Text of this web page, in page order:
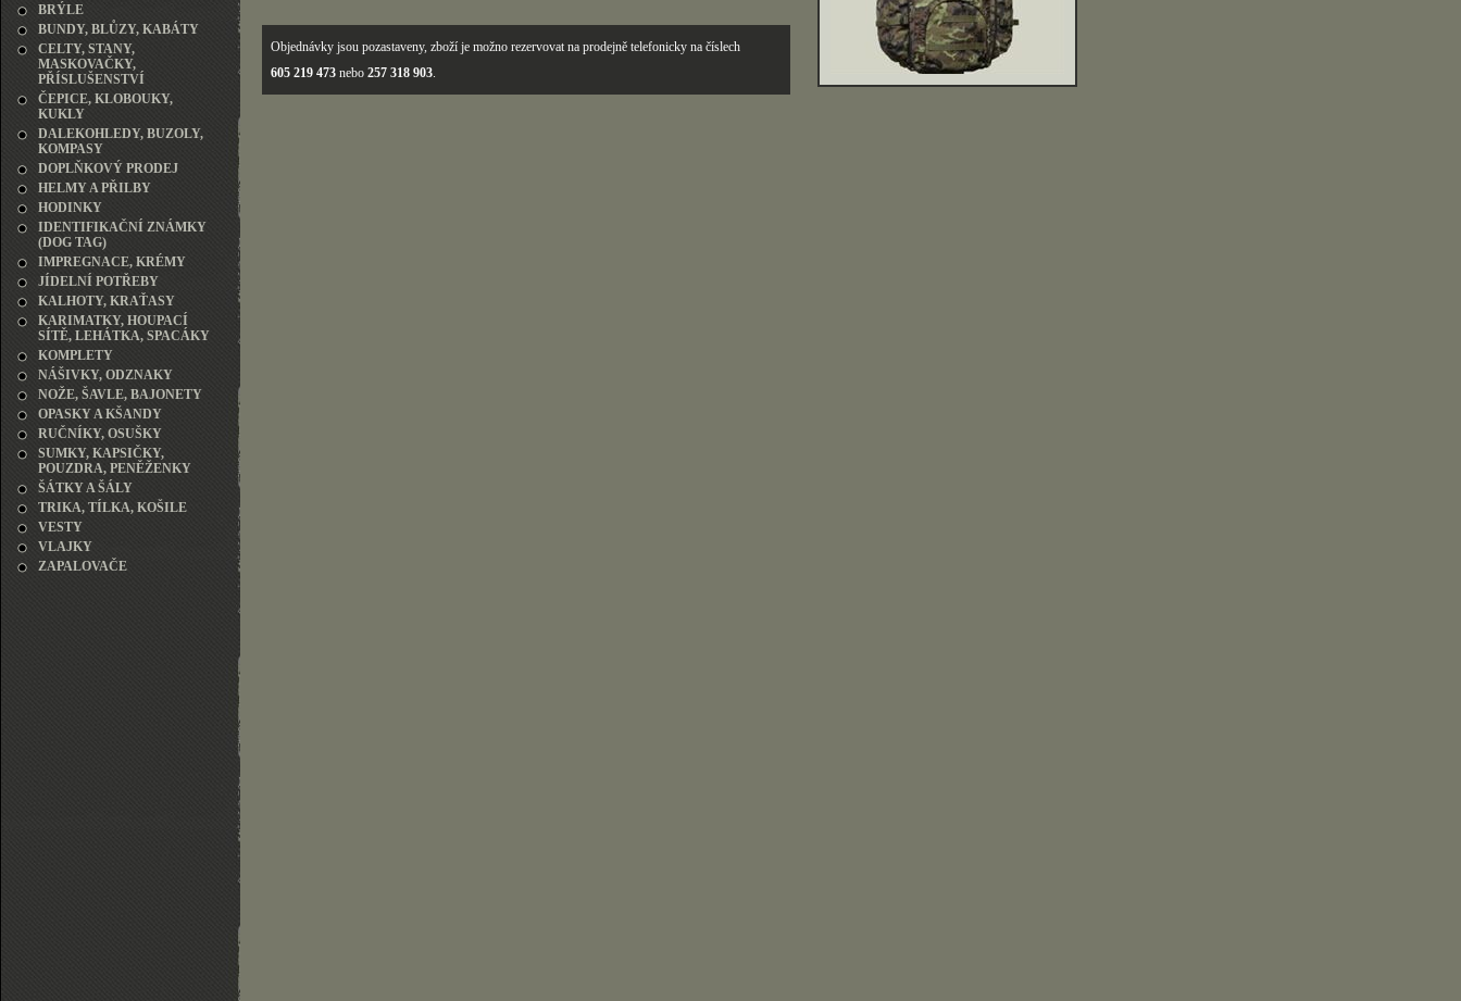
BRÝLE
BUNDY, BLŮZY, KABÁTY
CELTY, STANY,
MASKOVAČKY,
PŘÍSLUŠENSTVÍ
ČEPICE, KLOBOUKY,
KUKLY
DALEKOHLEDY, BUZOLY,
KOMPASY
DOPLŇKOVÝ PRODEJ
HELMY A PŘILBY
HODINKY
IDENTIFIKAČNÍ ZNÁMKY
(DOG TAG)
IMPREGNACE, KRÉMY
JÍDELNÍ POTŘEBY
KALHOTY, KRAŤASY
KARIMATKY, HOUPACÍ
SÍTĚ, LEHÁTKA, SPACÁKY
KOMPLETY
NÁŠIVKY, ODZNAKY
NOŽE, ŠAVLE, BAJONETY
OPASKY A KŠANDY
RUČNÍKY, OSUŠKY
SUMKY, KAPSIČKY,
POUZDRA, PENĚŽENKY
ŠÁTKY A ŠÁLY
TRIKA, TÍLKA, KOŠILE
VESTY
VLAJKY
ZAPALOVAČE
Objednávky jsou pozastaveny, zboží je možno rezervovat na prodejně telefonicky na číslech
605 219 473 nebo 257 318 903.